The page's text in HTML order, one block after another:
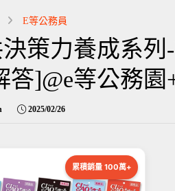
E等公務員
決策力養成系
答]@e等公務園
2025/02/26
累積銷量 100萬+